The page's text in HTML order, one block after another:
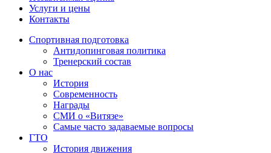
Услуги и цены
Контакты
Спортивная подготовка
Антидопинговая политика
Тренерский состав
О нас
История
Современность
Награды
СМИ о «Витязе»
Самые часто задаваемые вопросы
ГТО
История движения